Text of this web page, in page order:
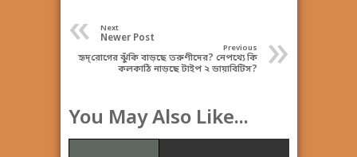
« Next
Newer Post »
Previous
হৃদ্‌রোগের ঝুঁকি বাড়ছে তরুণীদের? নেপথ্যে কি
কলকাঠি নাড়ছে টাইপ ২ ডায়াবিটিস?
You May Also Like...